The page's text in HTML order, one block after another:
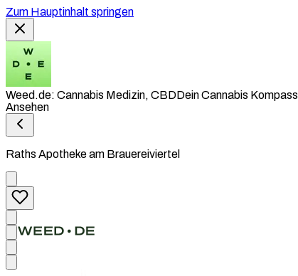
Zum Hauptinhalt springen
Weed.de: Cannabis Medizin, CBDDein Cannabis Kompass
Ansehen
Raths Apotheke am Brauereiviertel